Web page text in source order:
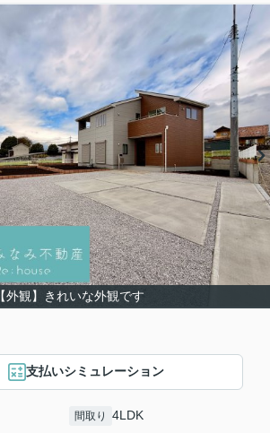
【外観】きれいな外観です
支払いシミュレーション
間取り 4LDK